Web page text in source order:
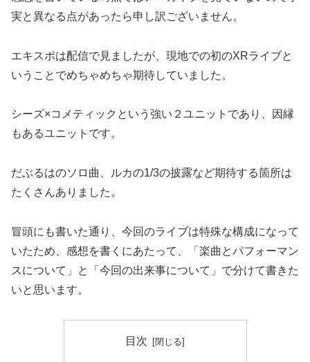
実と異なる点があったら申し訳ございません。
エキスポは配信で見ましたが、現地での初のXRライブと
いうことでめちゃめちゃ期待していました。
シーズ×コメティックという強い２ユニットであり、因縁
もあるユニットです。
だぶるはのソロ曲、ルカの1/3の披露など期待する箇所は
たくさんありました。
冒頭にも書いた通り、今回のライブは特殊な構成になって
いたため、感想を書くにあたって、「楽曲とパフォーマン
スについて」と「今回の出来事について」で分けて書きた
いと思います。
目次